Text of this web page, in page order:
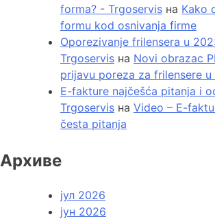
forma? - Trgoservis на Kako
formu kod osnivanja firme
Oporezivanje frilensera u
Trgoservis на Novi obrazac
prijavu poreza za frilensere
E-fakture najčešća pitanja i
Trgoservis на Video – E-
česta pitanja
Архиве
јул 2026
јун 2026